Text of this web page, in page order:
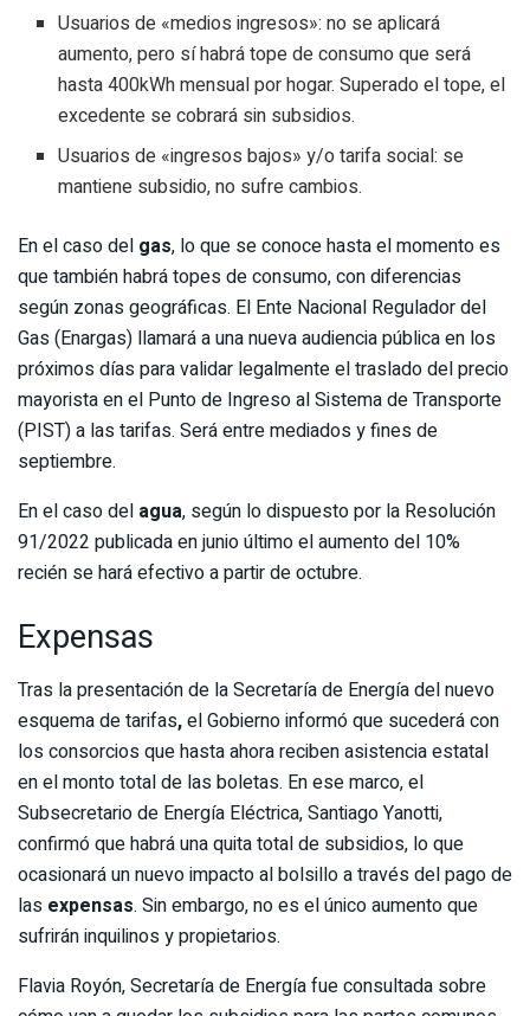
Usuarios de «medios ingresos»: no se aplicará
aumento, pero sí habrá tope de consumo que será
hasta 400kWh mensual por hogar. Superado el tope, el
excedente se cobrará sin subsidios.
Usuarios de «ingresos bajos» y/o tarifa social: se
mantiene subsidio, no sufre cambios.
En el caso del gas, lo que se conoce hasta el momento es
que también habrá topes de consumo, con diferencias
según zonas geográficas. El Ente Nacional Regulador del
Gas (Enargas) llamará a una nueva audiencia pública en los
próximos días para validar legalmente el traslado del precio
mayorista en el Punto de Ingreso al Sistema de Transporte
(PIST) a las tarifas. Será entre mediados y fines de
septiembre.
En el caso del agua, según lo dispuesto por la Resolución
91/2022 publicada en junio último el aumento del 10%
recién se hará efectivo a partir de octubre.
Expensas
Tras la presentación de la Secretaría de Energía del nuevo
esquema de tarifas,el Gobierno informó que sucederá con
los consorcios que hasta ahora reciben asistencia estatal
en el monto total de las boletas. En ese marco, el
Subsecretario de Energía Eléctrica, Santiago Yanotti,
confirmó que habrá una quita total de subsidios, lo que
ocasionará un nuevo impacto al bolsillo a través del pago de
las expensas. Sin embargo, no es el único aumento que
sufrirán inquilinos y propietarios.
Flavia Royón, Secretaría de Energía fue consultada sobre